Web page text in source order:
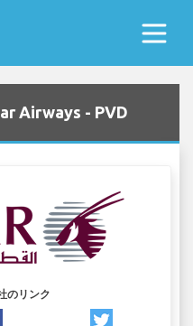
Airways - PVD
のリンク